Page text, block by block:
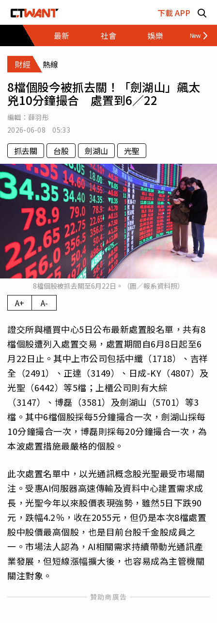
下載 APP
最新
社會 娛樂 財經
財經 熱線
8檔個股今被抓去關！「劍湖山」飆太
兇10分鐘撮合 處置到6／22
編輯： 薛羽彤
2026-06-08 05:33
抓去關 台股 劍湖山 光聖
8檔個股被抓去關至6月22日。（圖／報系資料照）
A+ A-
證交所與櫃買中心5日公布最新處置股名單，共有8
檔個股遭列入處置交易，處置期間自6月8日起至6
月22日止。其中上市公司包括中纖（1718）、吉祥
全（2491）、正達（3149）、日成-KY（4807）及
光聖（6442）等5檔；上櫃公司則有大綜
（3147）、博磊（3581）及劍湖山（5701）等3
檔。其中6檔個股採每5分鐘撮合一次，劍湖山採每
10分鐘撮合一次，博磊則採每20分鐘撮合一次，為
本波處置措施最嚴格的個股。
此次處置名單中，以光通訊概念股光聖最受市場關
注。受惠AI伺服器高速傳輸及資料中心建置需求成
長，光聖今年以來股價表現強勢，雖然5日下跌90
元，跌幅4.2％，收在2055元，但仍是本次8檔處置
股中股價最高個股，也是目前台股千金股成員之
一。市場法人認為，AI相關需求持續帶動光通訊產
業發展，但短線漲幅擴大後，也容易成為主管機關
關注對象。